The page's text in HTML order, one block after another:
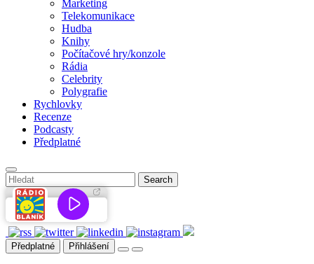
Marketing
Telekomunikace
Hudba
Knihy
Počítačové hry/konzole
Rádia
Celebrity
Polygrafie
Rychlovky
Recenze
Podcasty
Předplatné
Předplatné Přihlášení